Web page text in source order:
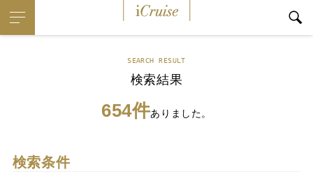
SEARCH RESULT
検索結果
654件ありました。
検索条件